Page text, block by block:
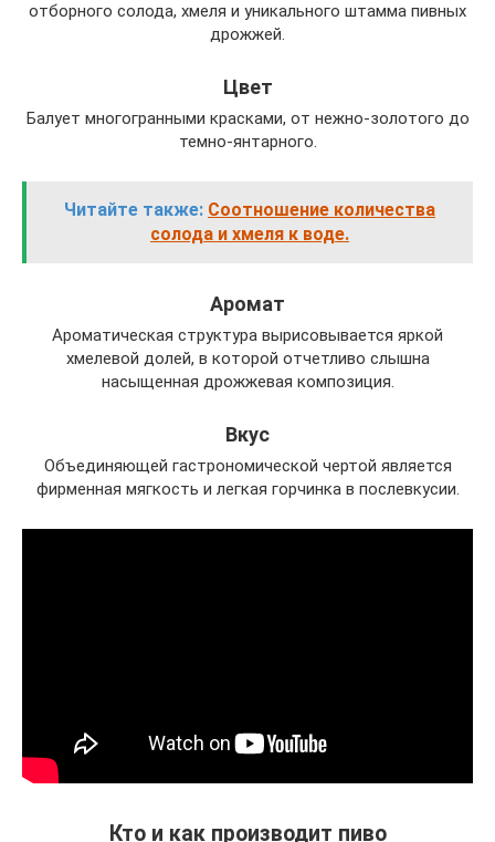
отборного солода, хмеля и уникального штамма пивных
дрожжей.
Цвет
Балует многогранными красками, от нежно-золотого до
темно-янтарного.
Читайте также: Соотношение количества
солода и хмеля к воде.
Аромат
Ароматическая структура вырисовывается яркой
хмелевой долей, в которой отчетливо слышна
насыщенная дрожжевая композиция.
Вкус
Объединяющей гастрономической чертой является
фирменная мягкость и легкая горчинка в послевкусии.
Кто и как производит пиво